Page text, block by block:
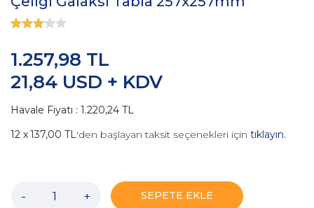
21,84 USD + KDV
1.257,98 TL
Havale Fiyatı : 1.220,24 TL
137,00 TL'den başlayan taksit seçenekleri için tıklayın.
- + SEPETE EKLE